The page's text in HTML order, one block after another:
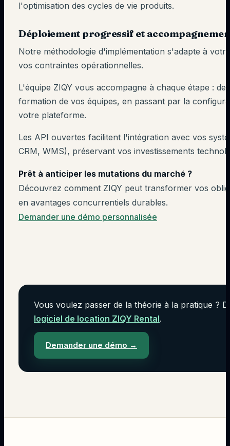
l'optimisation des cycles de vie produits.
Déploiement progressif et
Notre méthodologie d'implémentation s'adapte à
vos contraintes opérationnelles.
L'équipe ZIQY vous accompagne à chaque étape : de
formation de vos équipes, en passant par la
votre plateforme.
Les API ouvertes facilitent l'intégration avec vos
CRM, WMS), préservant vos investissements
Prêt à anticiper les mutations du marché ?
Découvrez comment ZIQY peut transformer vos
en avantages concurrentiels durables.
Demander une démo personnalisée
Vous voulez passer de la théorie à la pratique ?
logiciel de location ZIQY Rental.
Demander une démo →